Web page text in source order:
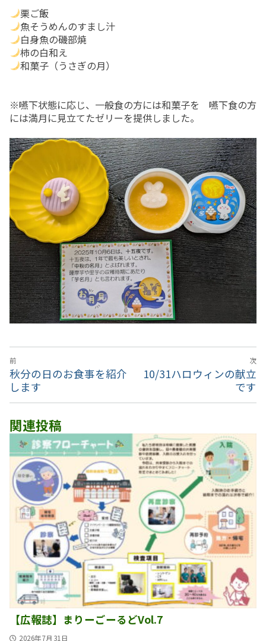
求人情報
一般事業主行動計画
育児休業等の取得割合の公表
パンフレット
撮影･録音等の禁止事項
厚生労働大臣の定める掲示事項
放射線科
当院で行っている検査
居宅介護支援事業所
小規模多機能型居宅介護事業所 みなみ風
栗ご飯
魚そうめんのすまし汁
白身魚の磯部焼
柿の白和え
和菓子（うさぎの月）
※嚥下状態に応じ、一般食の方には和菓子を 嚥下食の方
には満月に見立てたゼリーを提供しました。
投
稿
ナ
ビ
ゲ
ー
シ
ョ
ン
前
前
の
投
秋分の日のお食事を紹介
します
次
次
投
10/31ハロウィンの献立
です
関連投稿
【広報誌】まりーごーるどVol.7
2026年7月31日